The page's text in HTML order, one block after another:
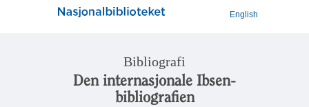
English
Bibliografi
Den internasjonale Ibsen-
bibliografien